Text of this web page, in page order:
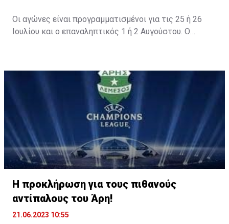
Οι αγώνες είναι προγραμματισμένοι για τις 25 ή 26
Ιουλίου και ο επαναληπτικός 1 ή 2 Αυγούστου. Ο
Η προκλήρωση για τους πιθανούς
αντίπαλους του Άρη!
21.06.2023 10:55